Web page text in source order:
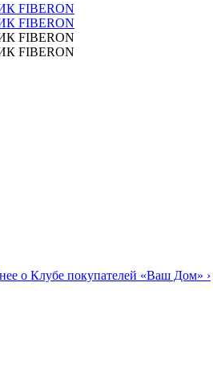
о Клубе покупателей «Ваш Дом» ›